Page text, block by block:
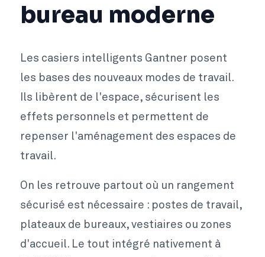
bureau moderne
Les casiers intelligents Gantner posent
les bases des nouveaux modes de travail.
Ils libèrent de l'espace, sécurisent les
effets personnels et permettent de
repenser l'aménagement des espaces de
travail.
On les retrouve partout où un rangement
sécurisé est nécessaire : postes de travail,
plateaux de bureaux, vestiaires ou zones
d'accueil. Le tout intégré nativement à